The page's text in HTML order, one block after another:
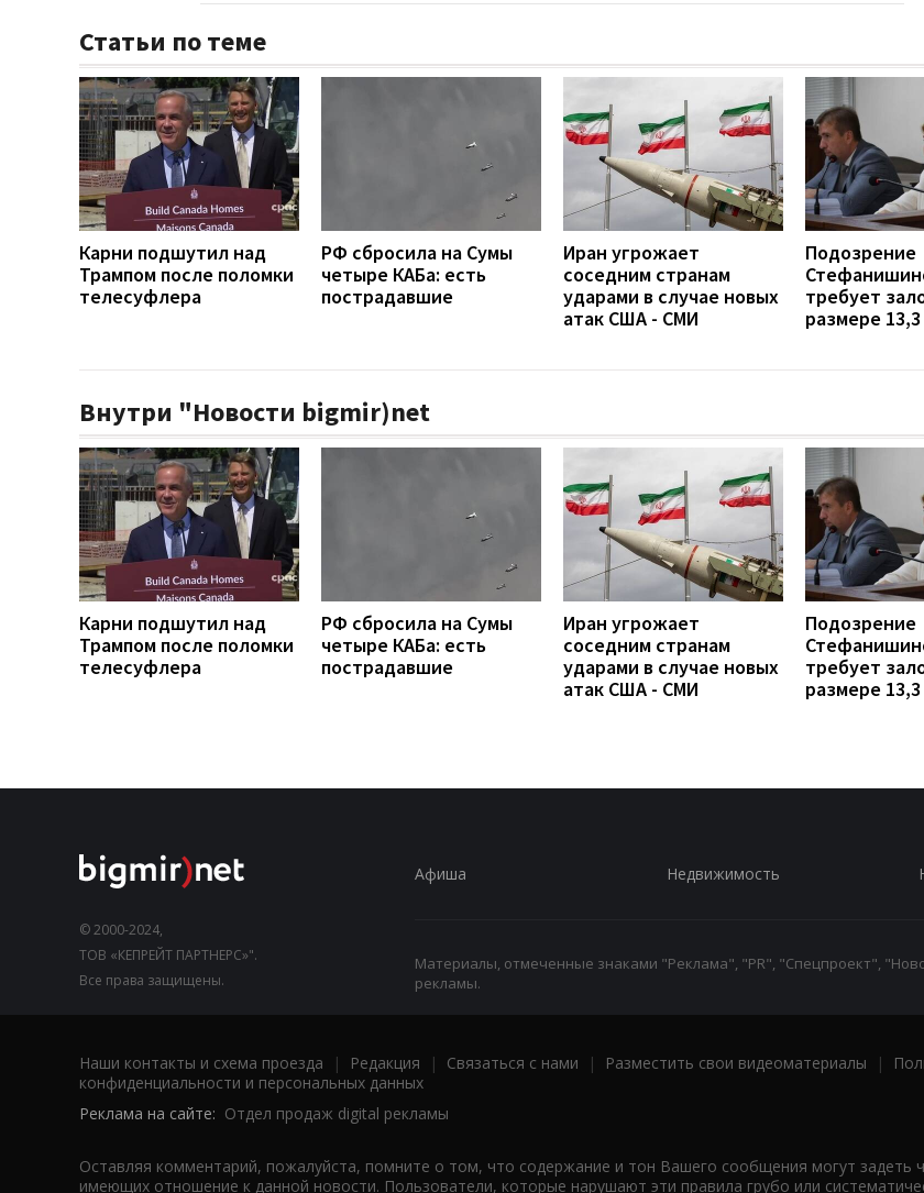
Статьи по теме
Карни подшутил над
Трампом после поломки
телесуфлера
РФ сбросила на Сумы
четыре КАБа: есть
пострадавшие
Иран угрожает
соседним странам
ударами в случае новых
атак США - СМИ
Подозрение
требует
размере
Внутри "Новости bigmir)net
Карни подшутил над
Трампом после поломки
телесуфлера
РФ сбросила на Сумы
четыре КАБа: есть
пострадавшие
Иран угрожает
соседним странам
ударами в случае новых
атак США - СМИ
Подозрение
требует
размере
© 2000-2024,
ТОВ «КЕПРЕЙТ ПАРТНЕРС»".
Все права защищены.
Афиша Недвижимость
Материалы, отмеченные знаками "Реклама", "PR", "Спецпроект",
рекламы.
Наши контакты и схема проезда | Редакция | Связаться с нами | Разместить свои видеоматериалы |
конфиденциальности и персональных данных
Реклама на сайте: Отдел продаж digital рекламы
Оставляя комментарий, пожалуйста, помните о том, что содержание и тон Вашего сообщения могут задеть
имеющих отношение к данной новости. Пользователи, которые нарушают эти правила грубо или